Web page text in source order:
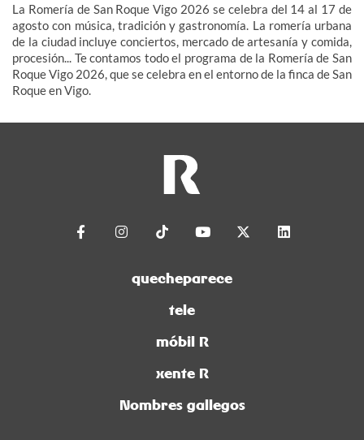
La Romería de San Roque Vigo 2026 se celebra del 14 al 17 de
agosto con música, tradición y gastronomía. La romería urbana
de la ciudad incluye conciertos, mercado de artesanía y comida,
procesión... Te contamos todo el programa de la Romería de San
Roque Vigo 2026, que se celebra en el entorno de la finca de San
Roque en Vigo.
quecheparece
tele
móbil R
xente R
Nombres gallegos